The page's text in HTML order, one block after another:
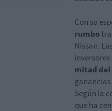
Con su
rumbo
Nissan.
inversores
mitad del
Según la
que ha